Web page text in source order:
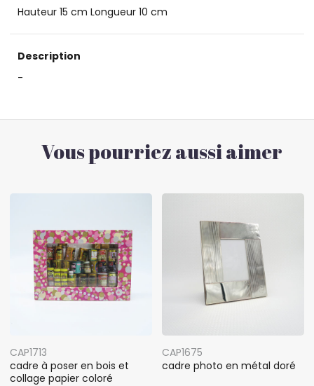
Hauteur 15 cm Longueur 10 cm
Description
-
Vous pourriez aussi aimer
CAP1713
cadre à poser en bois et
collage papier coloré
CAP1675
cadre photo en métal doré